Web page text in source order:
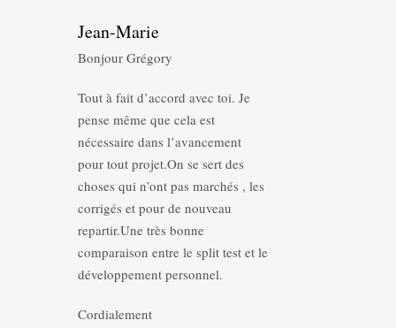
Jean-Marie
Bonjour Grégory
Tout à fait d’accord avec toi. Je
pense même que cela est
nécessaire dans l’avancement
pour tout projet.On se sert des
choses qui n’ont pas marchés , les
corrigés et pour de nouveau
repartir.Une très bonne
comparaison entre le split test et le
développement personnel.
Cordialement